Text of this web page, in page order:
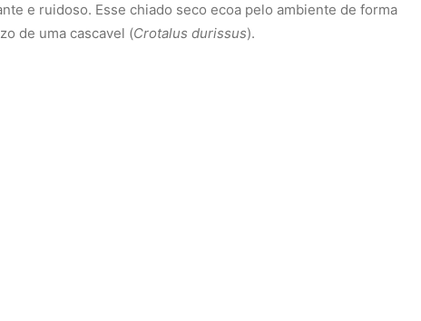
e ruidoso. Esse chiado seco ecoa pelo ambiente de forma
de uma cascavel (Crotalus durissus).